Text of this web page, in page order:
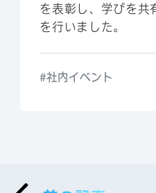
を表彰し、学びを共
を行いました。
社内イベント